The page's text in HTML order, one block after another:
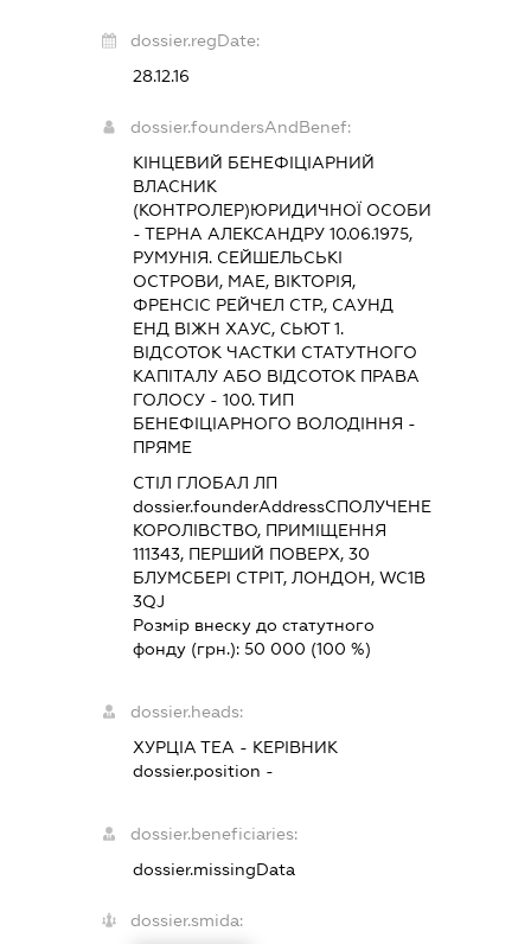
dossier.regDate:
28.12.16
dossier.foundersAndBenef:
КІНЦЕВИЙ БЕНЕФІЦІАРНИЙ
ВЛАСНИК
(КОНТРОЛЕР)ЮРИДИЧНОЇ ОСОБИ
- ТЕРНА АЛЕКСАНДРУ 10.06.1975,
РУМУНІЯ. СЕЙШЕЛЬСЬКІ
ОСТРОВИ, МАЕ, ВІКТОРІЯ,
ФРЕНСІС РЕЙЧЕЛ СТР., САУНД
ЕНД ВІЖН ХАУС, СЬЮТ 1.
ВІДСОТОК ЧАСТКИ СТАТУТНОГО
КАПІТАЛУ АБО ВІДСОТОК ПРАВА
ГОЛОСУ - 100. ТИП
БЕНЕФІЦІАРНОГО ВОЛОДІННЯ -
ПРЯМЕ
СТІЛ ГЛОБАЛ ЛП
dossier.founderAddressСПОЛУЧЕНЕ
КОРОЛІВСТВО, ПРИМІЩЕННЯ
111343, ПЕРШИЙ ПОВЕРХ, 30
БЛУМСБЕРІ СТРІТ, ЛОНДОН, WC1B
3QJ
Розмір внеску до статутного
фонду (грн.): 50 000 (100 %)
dossier.heads:
ХУРЦІА ТЕА - КЕРІВНИК
dossier.position -
dossier.beneficiaries:
dossier.missingData
dossier.smida: